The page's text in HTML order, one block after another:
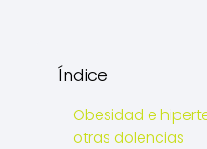
Índice
Obesidad e
otras dolencias